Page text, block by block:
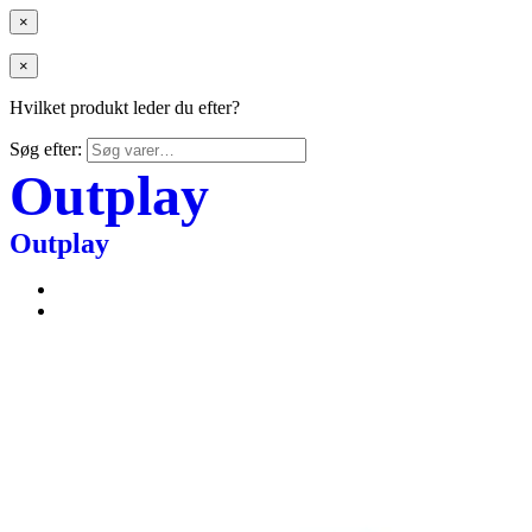
×
×
Hvilket produkt leder du efter?
Søg efter:
Outplay
Outplay